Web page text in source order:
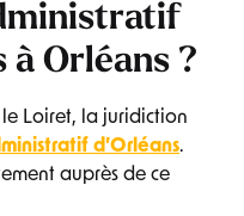
Orléans ?
le Loiret, la juridiction
d’Orléans.
auprès de ce